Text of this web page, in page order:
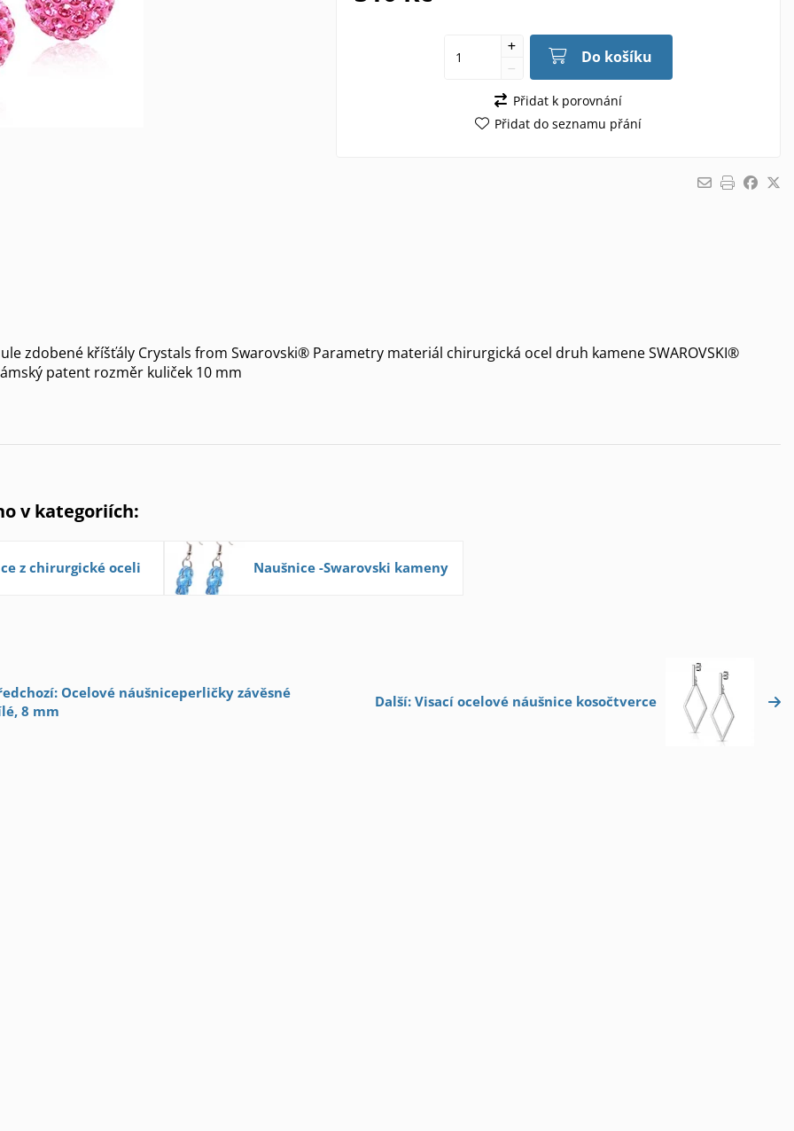
Do košíku
Přidat k porovnání
Přidat do seznamu přání
zdobené kříšťály Crystals from Swarovski® Parametry materiál chirurgická ocel druh kamene SWAROVSKI®
patent rozměr kuliček 10 mm
v kategoriích:
z chirurgické oceli Naušnice -Swarovski kameny
Ocelové náušniceperličky závěsné
8 mm
Další: Visací ocelové náušnice kosočtverce